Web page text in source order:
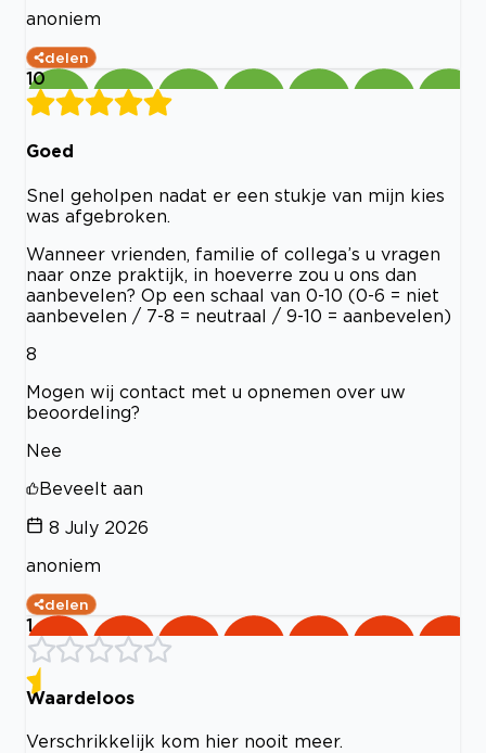
anoniem
delen
10
Goed
Snel geholpen nadat er een stukje van mijn kies
was afgebroken.
Wanneer vrienden, familie of collega’s u vragen
naar onze praktijk, in hoeverre zou u ons dan
aanbevelen? Op een schaal van 0-10 (0-6 = niet
aanbevelen / 7-8 = neutraal / 9-10 = aanbevelen)
8
Mogen wij contact met u opnemen over uw
beoordeling?
Nee
Beveelt aan
8 July 2026
anoniem
delen
1
Waardeloos
Verschrikkelijk kom hier nooit meer.